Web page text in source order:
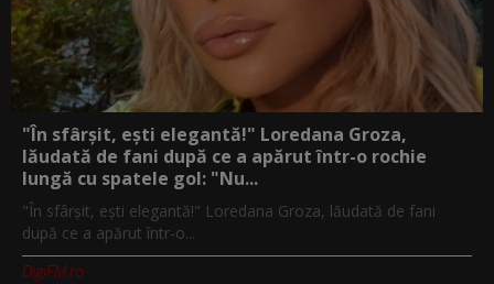
"În sfârșit, ești elegantă!" Loredana Groza,
lăudată de fani după ce a apărut într-o rochie
lungă cu spatele gol: "Nu...
"În sfârșit, ești elegantă!" Loredana Groza, lăudată de fani
după ce a apărut într-o...
DigiFM.ro